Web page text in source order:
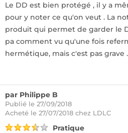
Le DD est bien protégé , il y a
pour y noter ce qu'on veut . La
produit qui permet de garder le
pa comment vu qu'une fois
hermétique, mais c'est pas grave
par Philippe B
Publié le 27/09/2018
Acheté le 27/07/2018 chez LDLC
Pratique